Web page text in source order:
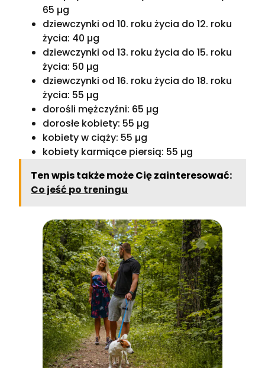
65 µg
dziewczynki od 10. roku życia do 12. roku
życia: 40 µg
dziewczynki od 13. roku życia do 15. roku
życia: 50 µg
dziewczynki od 16. roku życia do 18. roku
życia: 55 µg
dorośli mężczyźni: 65 µg
dorosłe kobiety: 55 µg
kobiety w ciąży: 55 µg
kobiety karmiące piersią: 55 µg
Ten wpis także może Cię zainteresować:
Co jeść po treningu